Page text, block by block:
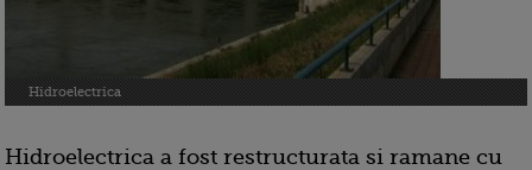
Hidroelectrica
Hidroelectrica a fost restructurata si ramane cu